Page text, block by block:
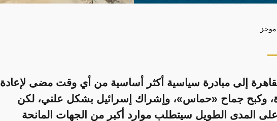
إلى مبادرة سياسية أكثر أساسية من أي وقت مضى لإعادة
وكبح جماح «حماس»، وإشراك إسرائيل بشكل علني، لكن
على المدى الطويل سيتطلب موارد أكبر من الجهات المانحة